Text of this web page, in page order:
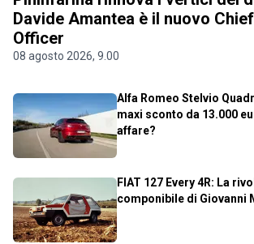
Davide Amantea è il nuovo
Officer
08 agosto 2026, 9.00
Alfa Romeo Stelvio
maxi sconto da 13.000
affare?
FIAT 127 Every 4R: La
componibile di Giovanni